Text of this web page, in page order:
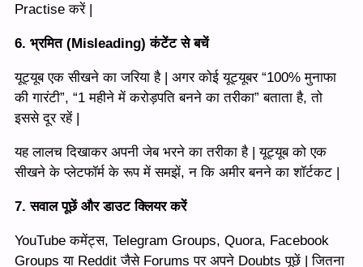
Practise करें |
6. भ्रमित (Misleading) कंटेंट से बचें
यूट्यूब एक सीखने का जरिया है | अगर कोई यूट्यूबर “100% मुनाफा
की गारंटी”, “1 महीने में करोड़पति बनने का तरीका” बताता है, तो
इससे दूर रहें |
यह लालच दिखाकर अपनी जेब भरने का तरीका है | यूट्यूब को एक
सीखने के प्लेटफॉर्म के रूप में समझें, न कि अमीर बनने का शॉर्टकट |
7. सवाल पूछें और डाउट क्लियर करें
YouTube कमेंट्स, Telegram Groups, Quora, Facebook
Groups या Reddit जैसे Forums पर अपने Doubts पूछें | जितना